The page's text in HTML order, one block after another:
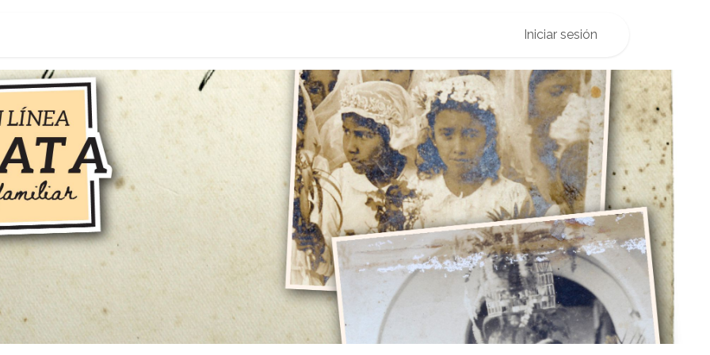
Iniciar sesión